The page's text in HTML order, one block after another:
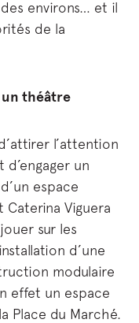
environs… et il
de la
théâtre
l’attention
un
espace
Caterina Viguera
sur les
d’une
modulaire
effet un espace
Place du Marché.